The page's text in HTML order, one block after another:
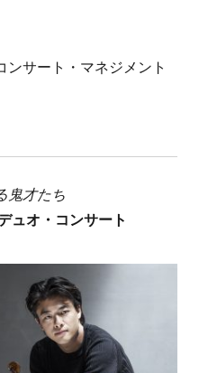
ンサート・マネジメント
鬼才たち
ュオ・コンサート